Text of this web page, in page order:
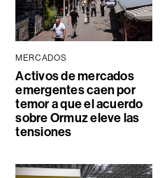
MERCADOS
Activos de mercados
emergentes caen por
temor a que el acuerdo
sobre Ormuz eleve las
tensiones